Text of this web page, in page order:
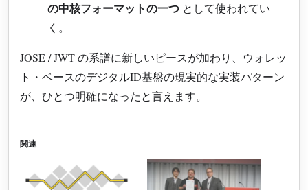
の中核フォーマットの一つ として使われてい
く。
JOSE / JWT の系譜に新しいピースが加わり、ウォレッ
ト・ベースのデジタルID基盤の現実的な実装パターン
が、ひとつ明確になったと言えます。
関連